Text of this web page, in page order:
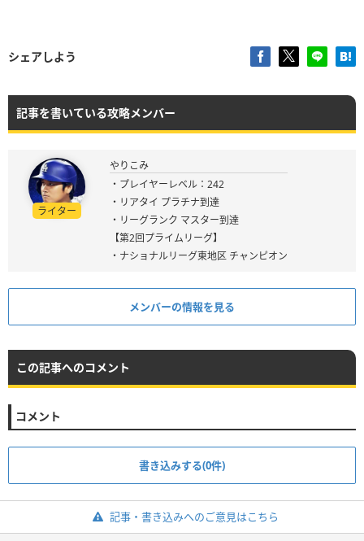
シェアしよう
記事を書いている攻略メンバー
ライター
やりこみ
・プレイヤーレベル：242
・リアタイ プラチナ到達
・リーグランク マスター到達
【第2回プライムリーグ】
・ナショナルリーグ東地区 チャンピオン
メンバーの情報を見る
この記事へのコメント
コメント
書き込みする(0件)
記事・書き込みへのご意見はこちら